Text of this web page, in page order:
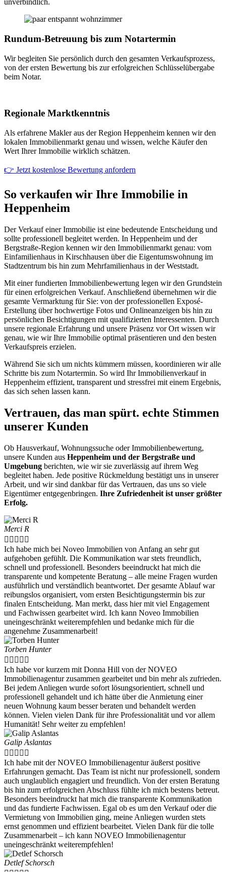
unverbindlich.
Rundum-Betreuung bis zum Notartermin
Wir begleiten Sie persönlich durch den gesamten Verkaufsprozess,
von der ersten Bewertung bis zur erfolgreichen Schlüsselübergabe
beim Notar.
Regionale Marktkenntnis
Als erfahrene Makler aus der Region Heppenheim kennen wir den
lokalen Immobilienmarkt genau und wissen, welche Käufer den
Wert Ihrer Immobilie wirklich schätzen.
👉 Jetzt kostenlose Bewertung anfordern
So verkaufen wir Ihre Immobilie in
Heppenheim
Der Verkauf einer Immobilie ist eine bedeutende Entscheidung und
sollte professionell begleitet werden. In Heppenheim und der
Bergstraße-Region kennen wir den Immobilienmarkt genau: vom
Einfamilienhaus in Kirschhausen über die Eigentumswohnung im
Stadtzentrum bis hin zum Mehrfamilienhaus in der Weststadt.
Mit einer fundierten Immobilienbewertung legen wir den Grundstein
für einen erfolgreichen Verkauf. Anschließend übernehmen wir die
gesamte Vermarktung für Sie: von der professionellen Exposé-
Erstellung über hochwertige Fotos und Onlineanzeigen bis hin zu
persönlichen Besichtigungen mit qualifizierten Interessenten. Durch
unsere regionale Erfahrung und unsere Präsenz vor Ort wissen wir
genau, wie wir Ihre Immobilie optimal präsentieren und den besten
Verkaufspreis erzielen.
Während Sie sich um nichts kümmern müssen, koordinieren wir alle
Schritte bis zum Notartermin. So wird Ihr Immobilienverkauf in
Heppenheim effizient, transparent und stressfrei mit einem Ergebnis,
das sich sehen lassen kann.
Vertrauen, das man spürt. echte Stimmen
unserer Kunden
Ob Hausverkauf, Wohnungssuche oder Immobilienbewertung,
unsere Kunden aus Heppenheim und der Bergstraße und
Umgebung berichten, wie wir sie zuverlässig auf ihrem Weg
begleitet haben. Jede positive Rückmeldung bestätigt uns in unserer
Arbeit, und wir sind dankbar für das Vertrauen, das uns so viele
Eigentümer entgegenbringen. Ihre Zufriedenheit ist unser größter
Erfolg.
Merci R
    
Ich habe mich bei Noveo Immobilien von Anfang an sehr gut
aufgehoben gefühlt. Die Kommunikation war stets freundlich,
schnell und professionell. Besonders beeindruckt hat mich die
transparente und kompetente Beratung – alle meine Fragen wurden
ausführlich und verständlich beantwortet. Der gesamte Ablauf war
reibungslos organisiert, vom ersten Besichtigungstermin bis zur
finalen Entscheidung. Man merkt, dass hier mit viel Engagement
und Fachwissen gearbeitet wird. Ich kann Noveo Immobilien
uneingeschränkt weiterempfehlen und bedanke mich für die
angenehme Zusammenarbeit!
Torben Hunter
    
Ich habe vor kurzem mit Donna Hill von der NOVEO
Immobilienagentur zusammen gearbeitet und bin mehr als zufrieden.
Bei jedem Anliegen wurde sofort lösungsorientiert, schnell und
professionell gehandelt und ich hätte über die Anmietung einer
neuen Wohnung kaum besser beraten und behandelt werden
können. Vielen vielen Dank für ihre Professionalität und vor allem
Humanität! Sehr weiter zu empfehlen!
Galip Aslantas
    
Ich habe mit der NOVEO Immobilienagentur äußerst positive
Erfahrungen gemacht. Das Team ist nicht nur professionell, sondern
auch unglaublich engagiert und freundlich. Von der ersten Beratung
bis hin zum erfolgreichen Abschluss fühlte ich mich bestens betreut.
Besonders beeindruckt hat mich die transparente Kommunikation
und das fundierte Fachwissen. Egal ob es um den Verkauf oder die
Vermietung von Immobilien ging, meine Anliegen wurden stets
ernst genommen und effizient bearbeitet. Vielen Dank für die tolle
Zusammenarbeit – ich kann NOVEO Immobilienagentur
uneingeschränkt weiterempfehlen!
Detlef Schorsch